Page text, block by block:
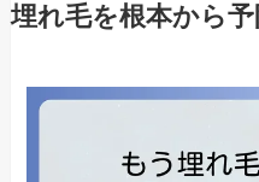
埋れ毛を根本から